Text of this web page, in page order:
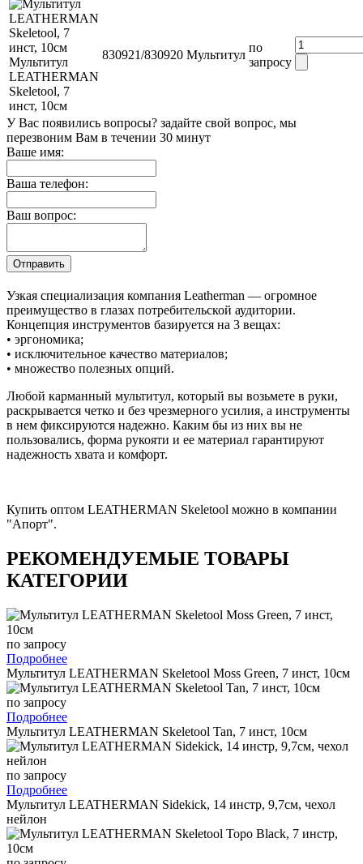
Мультитул
LEATHERMAN
Skeletool, 7
инст, 10см
830921/830920 Мультитул
по
запросу
У Вас появились вопросы? задайте свой вопрос, мы
перезвоним Вам в течении 30 минут
Ваше имя:
Ваша телефон:
Ваш вопрос:
Узкая специализация компания Leatherman — огромное
преимущество в глазах потребительской аудитории.
Концепция инструментов базируется на 3 вещах:
• эргономика;
• исключительное качество материалов;
• множество полезных опций.
Любой карманный мультитул, который вы возьмете в руки,
раскрывается четко и без чрезмерного усилия, а инструменты
в нем фиксируются надежно. Каким бы из них вы не
пользовались, форма рукояти и ее материал гарантируют
надежность хвата и комфорт.
Купить оптом LEATHERMAN Skeletool можно в компании
"Апорт".
РЕКОМЕНДУЕМЫЕ ТОВАРЫ
КАТЕГОРИИ
по запросу
Подробнее
Мультитул LEATHERMAN Skeletool Moss Green, 7 инст, 10см
по запросу
Подробнее
Мультитул LEATHERMAN Skeletool Tan, 7 инст, 10см
по запросу
Подробнее
Мультитул LEATHERMAN Sidekick, 14 инстр, 9,7см, чехол
нейлон